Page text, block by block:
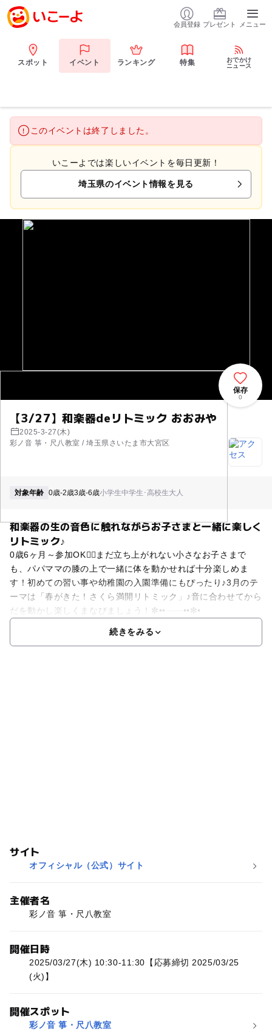
会員登録 プレゼント メニュー
スポット イベント ランキング 特集
おでかけ
ニュース
このイベントは終了しました。
いこーよでは楽しいイベントを毎日更新！
埼玉県のイベント情報を見る
【3/27】和楽器deリトミック おおみや
2025-3-27(木)
彩ノ音 箏・尺八教室 / 埼玉県さいたま市大宮区
保存
0
対象年齢 0歳-2歳3歳-6歳小学生中学生･高校生大人
和楽器の生の音色に触れながらお子さまと一緒に楽しく
リトミック♪
0歳6ヶ月～参加OK🙆‍♀まだ立ち上がれない小さなお子さまで
も、パパママの膝の上で一緒に体を動かせれば十分楽しめま
す！初めての習い事や幼稚園の入園準備にもぴったり♪3月のテ
ーマは「春がきた！さくら満開リトミック」♪音に合わせてから
だを動かし楽しくまなびましょう！✼••┈┈••✼•
続きをみる
サイト
オフィシャル（公式）サイト
主催者名
彩ノ音 箏・尺八教室
開催日時
2025/03/27(木) 10:30-11:30【応募締切 2025/03/25
(火)】
開催スポット
彩ノ音 箏・尺八教室